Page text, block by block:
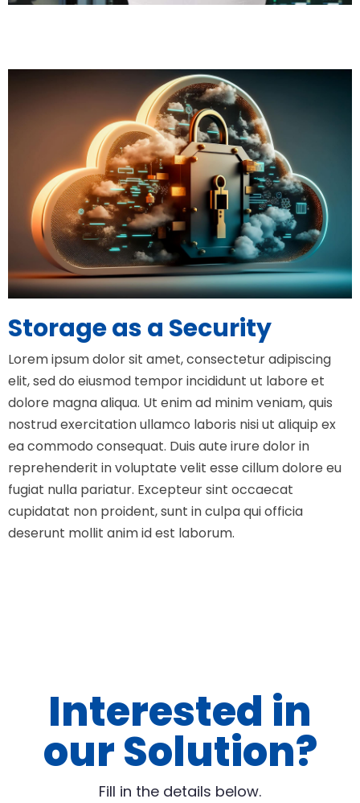
Storage as a Security
Lorem ipsum dolor sit amet, consectetur adipiscing
elit, sed do eiusmod tempor incididunt ut labore et
dolore magna aliqua. Ut enim ad minim veniam, quis
nostrud exercitation ullamco laboris nisi ut aliquip ex
ea commodo consequat. Duis aute irure dolor in
reprehenderit in voluptate velit esse cillum dolore eu
fugiat nulla pariatur. Excepteur sint occaecat
cupidatat non proident, sunt in culpa qui officia
deserunt mollit anim id est laborum.
Interested in
our Solution?
Fill in the details below.